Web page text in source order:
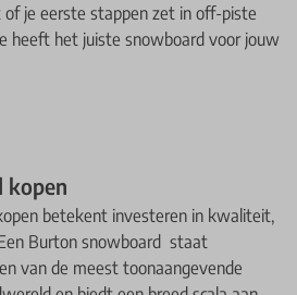
je eerste stappen zet in off-piste
heeft het juiste snowboard voor jouw
kopen
betekent investeren in kwaliteit,
Burton snowboard staat
van de meest toonaangevende